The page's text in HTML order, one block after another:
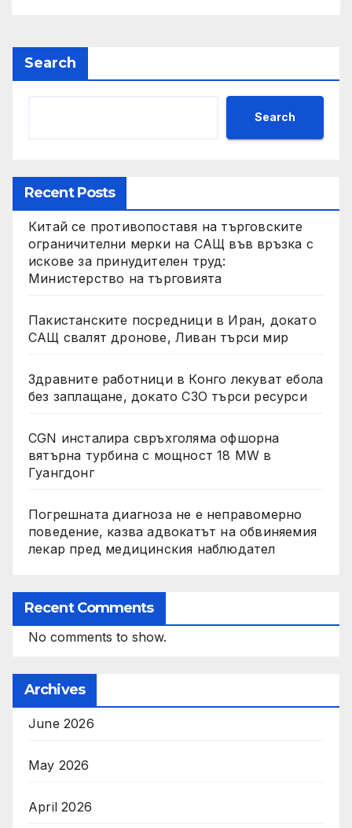
Search
Search
Recent Posts
Китай се противопоставя на търговските
ограничителни мерки на САЩ във връзка с
искове за принудителен труд:
Министерство на търговията
Пакистанските посредници в Иран, докато
САЩ свалят дронове, Ливан търси мир
Здравните работници в Конго лекуват ебола
без заплащане, докато СЗО търси ресурси
CGN инсталира свръхголяма офшорна
вятърна турбина с мощност 18 MW в
Гуангдонг
Погрешната диагноза не е неправомерно
поведение, казва адвокатът на обвиняемия
лекар пред медицинския наблюдател
Recent Comments
No comments to show.
Archives
June 2026
May 2026
April 2026